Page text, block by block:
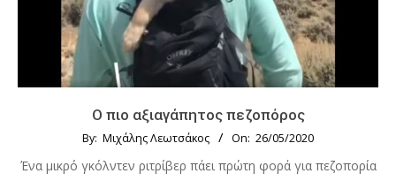
Ο πιο αξιαγάπητος πεζοπόρος
By: Μιχάλης Λεωτσάκος On: 26/05/2020
Ένα μικρό γκόλντεν ριτρίβερ πάει πρώτη φορά για πεζοπορία